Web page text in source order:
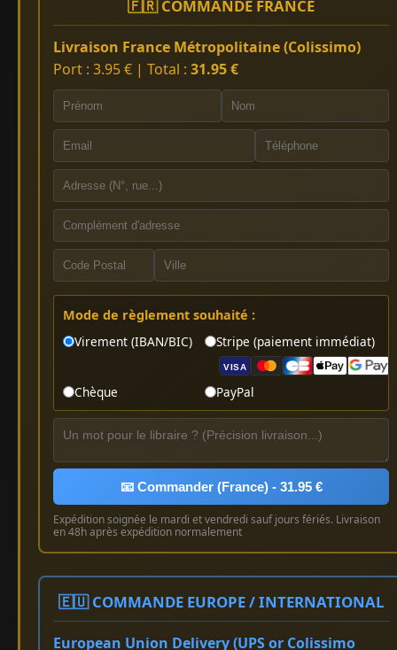
🇫🇷 COMMANDE FRANCE
Livraison France Métropolitaine (Colissimo)
Port : 3.95 € | Total : 31.95 €
Mode de règlement souhaité :
Virement (IBAN/BIC)
Stripe (paiement immédiat)
VISA
Chèque PayPal
📧 Commander (France) - 31.95 €
Expédition soignée le mardi et vendredi sauf jours fériés. Livraison
en 48h après expédition normalement
🇪🇺 COMMANDE EUROPE / INTERNATIONAL
European Union Delivery (UPS or Colissimo